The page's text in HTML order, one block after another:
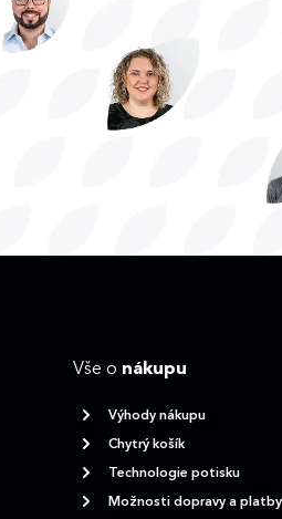
Vše o nákupu
Výhody nákupu
Chytrý košík
Technologie potisku
Možnosti dopravy a platby